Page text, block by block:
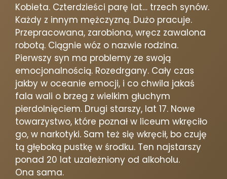
Kobieta. Czterdzieści parę lat… trzech synów.
Każdy z innym mężczyzną. Dużo pracuje.
Przepracowana, zarobiona, wręcz zawalona
robotą. Ciągnie wóz o nazwie rodzina.
Pierwszy syn ma problemy ze swoją
emocjonalnością. Rozedrgany. Cały czas
jakby w oceanie emocji, i co chwila jakaś
fala wali o brzeg z wielkim głuchym
pierdolnięciem. Drugi starszy, lat 17. Nowe
towarzystwo, które poznał w liceum wkręciło
go, w narkotyki. Sam też się wkręcił, bo czuję
tą głęboką pustkę w środku. Ten najstarszy
ponad 20 lat uzależniony od alkoholu.
Ona sama.